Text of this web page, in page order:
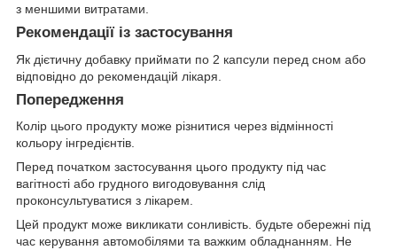
з меншими витратами.
Рекомендації із застосування
Як дієтичну добавку приймати по 2 капсули перед сном або
відповідно до рекомендацій лікаря.
Попередження
Колір цього продукту може різнитися через відмінності
кольору інгредієнтів.
Перед початком застосування цього продукту під час
вагітності або грудного вигодовування слід
проконсультуватися з лікарем.
Цей продукт може викликати сонливість. будьте обережні під
час керування автомобілями та важким обладнанням. Не